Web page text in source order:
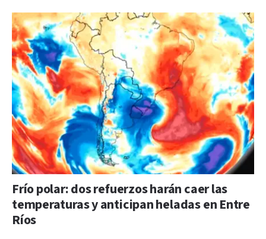
Frío polar: dos refuerzos harán caer las
temperaturas y anticipan heladas en Entre
Ríos